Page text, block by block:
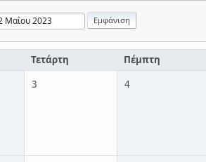
Τετάρτη Πέμπτη
3 4